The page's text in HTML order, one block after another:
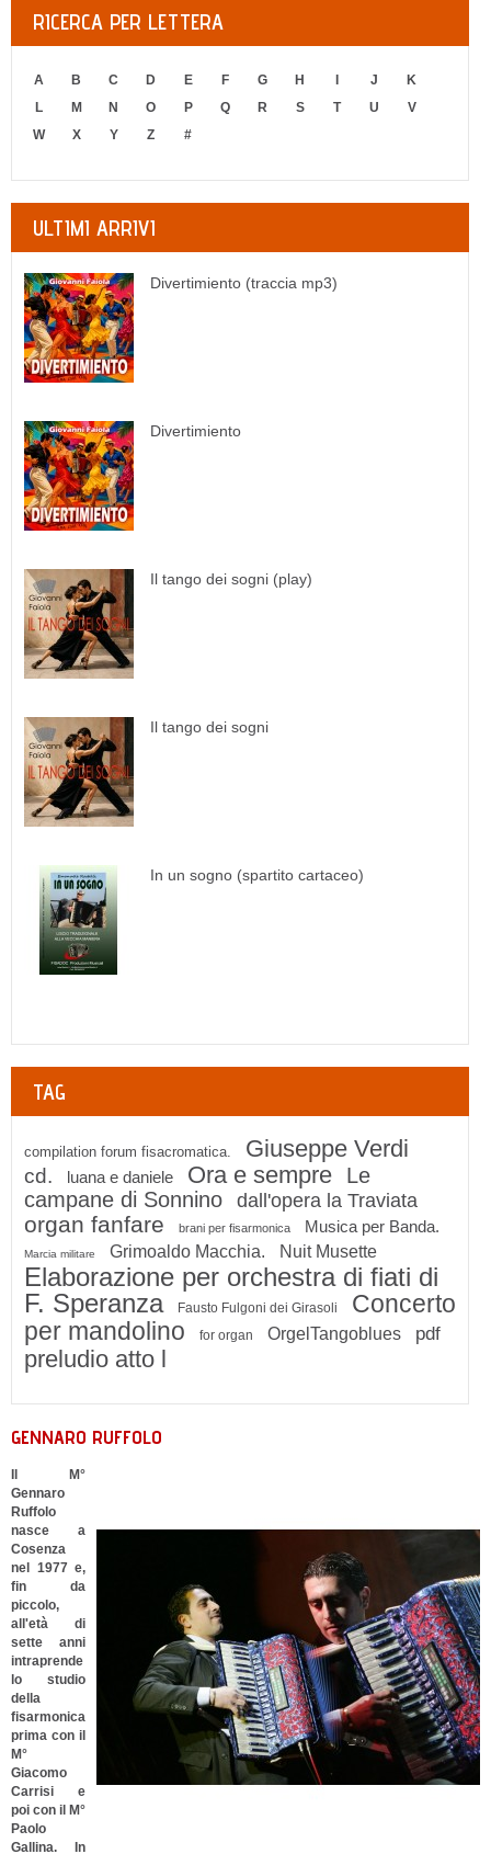
RICERCA PER LETTERA
A B C D E F G H J
K
L
M N O P Q R S T U
V
W
X Y Z #
ULTIMI ARRIVI
Divertimiento (traccia mp3)
Divertimiento
Il tango dei sogni (play)
Il tango dei sogni
In un sogno (spartito cartaceo)
TAG
compilation forum fisacromatica. Giuseppe Verdi
cd. luana e daniele Ora e sempre
Le
campane di Sonnino
dall'opera la Traviata
organ fanfare brani per fisarmonica Musica per Banda.
Marcia militare Grimoaldo Macchia. Nuit Musette
Elaborazione per orchestra di fiati di
F. Speranza
Fausto Fulgoni dei Girasoli
Concerto
per mandolino
for organ OrgelTangoblues pdf
preludio atto l
GENNARO RUFFOLO
Il M°
Gennaro
Ruffolo
nasce a
Cosenza
nel 1977 e,
fin da
piccolo,
all'età di
sette anni
intraprende
lo studio
della
fisarmonica
prima con il
M°
Giacomo
Carrisi e
poi con il M°
Paolo
Gallina. In